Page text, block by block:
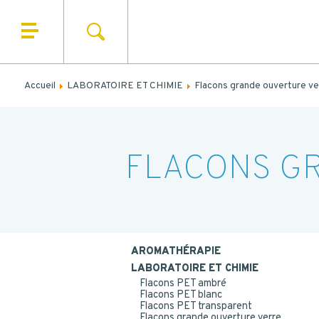
NOS PRODUITS
ACTUALITÉS
Accueil LABORATOIRE ET CHIMIE Flacons grande ouverture
FLACONS
AROMATHÉRAPIE
LABORATOIRE ET CHIMIE
Flacons PET ambré
Flacons PET blanc
Flacons PET transparent